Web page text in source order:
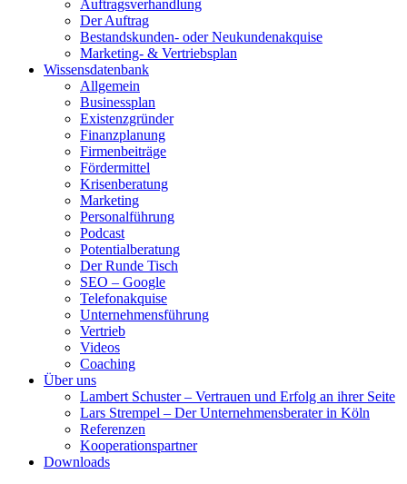
Auftragsverhandlung
Der Auftrag
Bestandskunden- oder Neukundenakquise
Marketing- & Vertriebsplan
Wissensdatenbank
Allgemein
Businessplan
Existenzgründer
Finanzplanung
Firmenbeiträge
Fördermittel
Krisenberatung
Marketing
Personalführung
Podcast
Potentialberatung
Der Runde Tisch
SEO – Google
Telefonakquise
Unternehmensführung
Vertrieb
Videos
Coaching
Über uns
Lambert Schuster – Vertrauen und Erfolg an ihrer Seite
Lars Strempel – Der Unternehmensberater in Köln
Referenzen
Kooperationspartner
Downloads